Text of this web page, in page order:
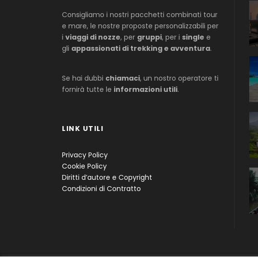
Consigliamo i nostri pacchetti combinati tour
e mare, le nostre proposte personalizzabili per
i viaggi di nozze, per gruppi, per i single e
gli appassionati di trekking e avventura.
Se hai dubbi chiamaci, un nostro operatore ti
fornirà tutte le informazioni utili.
LINK UTILI
Privacy Policy
Cookie Policy
Diritti d’autore e Copyright
Condizioni di Contratto